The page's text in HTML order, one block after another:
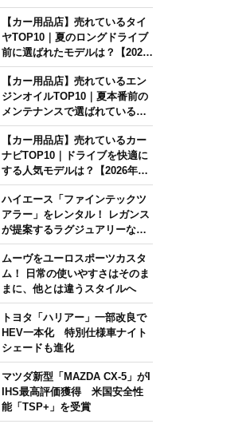
026年6月版】
【カー用品店】売れているタイ
ヤTOP10｜夏のロングドライブ
前に選ばれたモデルは？【2026
年6月版】
【カー用品店】売れているエン
ジンオイルTOP10｜夏本番前の
メンテナンスで選ばれている人
気モデルは？【2026年6月版】
【カー用品店】売れているカー
ナビTOP10｜ドライブを快適に
する人気モデルは？【2026年6
月版】
ハイエース「ファインテックツ
アラー」をレンタル！ レガンス
が提案するラグジュアリーな移
動体験
ムーヴをユーロスポーツカスタ
ム！ 日常の使いやすさはそのま
まに、他とは違うスタイルへ
トヨタ「ハリアー」一部改良で
HEV一本化 特別仕様車ナイト
シェードも進化
マツダ新型「MAZDA CX-5」がI
IHS最高評価獲得 米国安全性
能「TSP+」を受賞